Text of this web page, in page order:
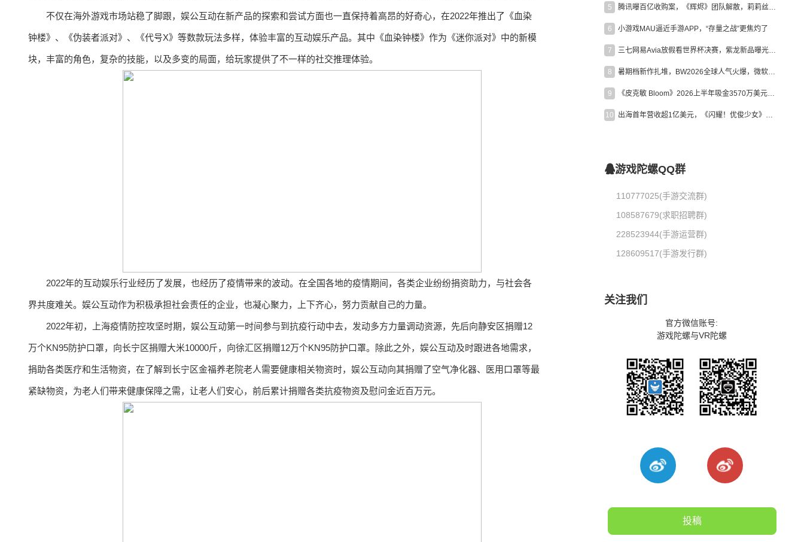
不仅在海外游戏市场站稳了脚跟，娱公互动在新产品的探索和尝试方面也一直保持着高昂的好奇心，在2022年推出了《血染
钟楼》、《伪装者派对》、《代号X》等数款玩法多样，体验丰富的互动娱乐产品。其中《血染钟楼》作为《迷你派对》中的新模
块，丰富的角色，复杂的技能，以及多变的局面，给玩家提供了不一样的社交推理体验。
2022年的互动娱乐行业经历了发展，也经历了疫情带来的波动。在全国各地的疫情期间，各类企业纷纷捐资助力，与社会各
界共度难关。娱公互动作为积极承担社会责任的企业，也凝心聚力，上下齐心，努力贡献自己的力量。
2022年初，上海疫情防控攻坚时期，娱公互动第一时间参与到抗疫行动中去，发动多方力量调动资源，先后向静安区捐赠12
万个KN95防护口罩，向长宁区捐赠大米10000斤，向徐汇区捐赠12万个KN95防护口罩。除此之外，娱公互动及时跟进各地需求，
捐助各类医疗和生活物资，在了解到长宁区金福养老院老人需要健康相关物资时，娱公互动向其捐赠了空气净化器、医用口罩等最
紧缺物资，为老人们带来健康保障之需，让老人们安心，前后累计捐赠各类抗疫物资及慰问金近百万元。
5 腾讯曝百亿收购案，《辉烬》团队解散，莉莉丝新作曝光｜陀螺周报
6 小游戏MAU逼近手游APP，“存量之战”更焦灼了
7 三七网易Avia放假看世界杯决赛，紫龙新品曝光，米哈游新作上线 | 陀螺周报
8 暑期档新作扎堆，BW2026全球人气火爆，微软XBOX大裁员|陀螺周报
9 《皮克敏 Bloom》2026上半年吸金3570万美元，中国台湾成最大市场
10 出海首年营收超1亿美元，《闪耀！优俊少女》美国市场占比达七成
游戏陀螺QQ群
110777025(手游交流群)
108587679(求职招聘群)
228523944(手游运营群)
128609517(手游发行群)
关注我们
官方微信账号:
游戏陀螺与VR陀螺
投稿